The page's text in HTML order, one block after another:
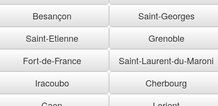
Besançon
Saint-Georges
Saint-Etienne
Grenoble
Fort-de-France
Saint-Laurent-du-Maroni
Iracoubo
Cherbourg